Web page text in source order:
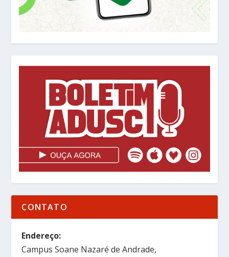
CONTATO
Endereço:
Campus Soane Nazaré de Andrade,